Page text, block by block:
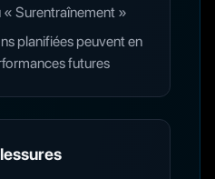
Surentraînement »
planifiées peuvent en
futures